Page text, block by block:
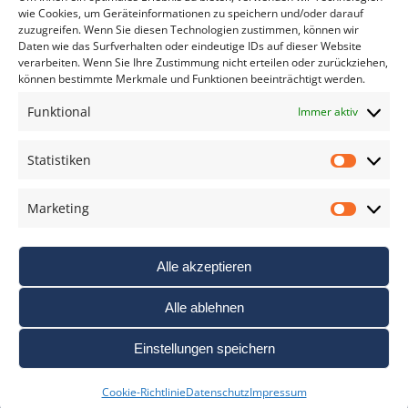
wie Cookies, um Geräteinformationen zu speichern und/oder darauf
zuzugreifen. Wenn Sie diesen Technologien zustimmen, können wir
Daten wie das Surfverhalten oder eindeutige IDs auf dieser Website
verarbeiten. Wenn Sie Ihre Zustimmung nicht erteilen oder zurückziehen,
können bestimmte Merkmale und Funktionen beeinträchtigt werden.
Funktional Immer aktiv
Statistiken
Marketing
Alle akzeptieren
Alle ablehnen
Einstellungen speichern
Cookie-RichtlinieDatenschutzImpressum
Haftungsausschluss
Cookie-Richtlinie (EU)